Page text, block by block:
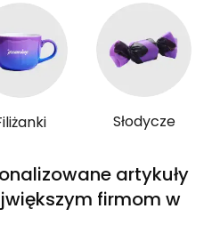
Słodycze
artykuły
firmom w